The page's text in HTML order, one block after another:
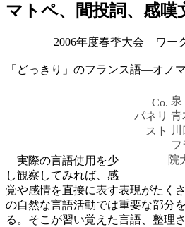
マトペ、間投詞、感嘆
2006年度春季大会 ワー
「どっきり」のフランス語―オノ
Co.
パネリ
スト
青
川
フ
院
実際の言語使用を少
し観察してみれば、感
覚や感情を直接に表す表現がたく
の自然な言語活動では重要な部分
る。そこが習い覚えた言語、整理